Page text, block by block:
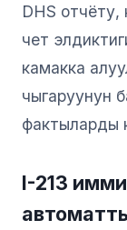
DHS
чет
камакка
чыгаруунун
фактыларды
I-213